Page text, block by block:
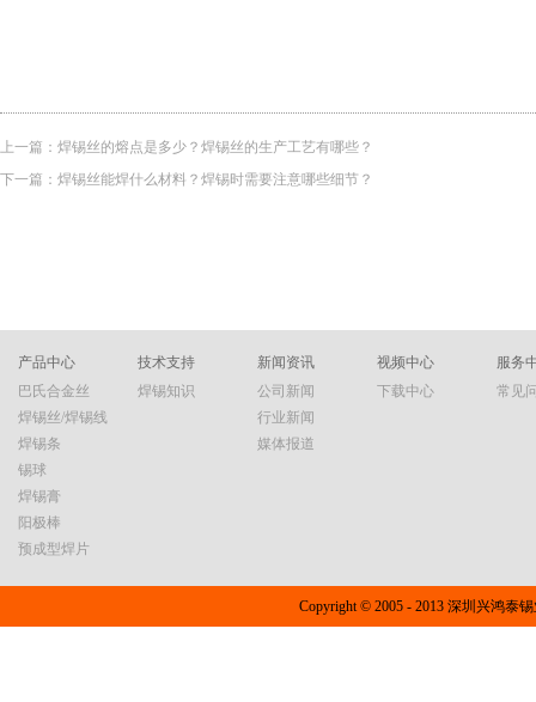
上一篇： 焊锡丝的熔点是多少？焊锡丝的生产工艺有哪些？
下一篇： 焊锡丝能焊什么材料？焊锡时需要注意哪些细节？
产品中心
巴氏合金丝
焊锡丝/焊锡线
焊锡条
锡球
焊锡膏
阳极棒
预成型焊片
技术支持
焊锡知识
新闻资讯
公司新闻
行业新闻
媒体报道
视频中心
下载中心
服务
常见
Copyright © 2005 - 2013 深圳兴鸿泰